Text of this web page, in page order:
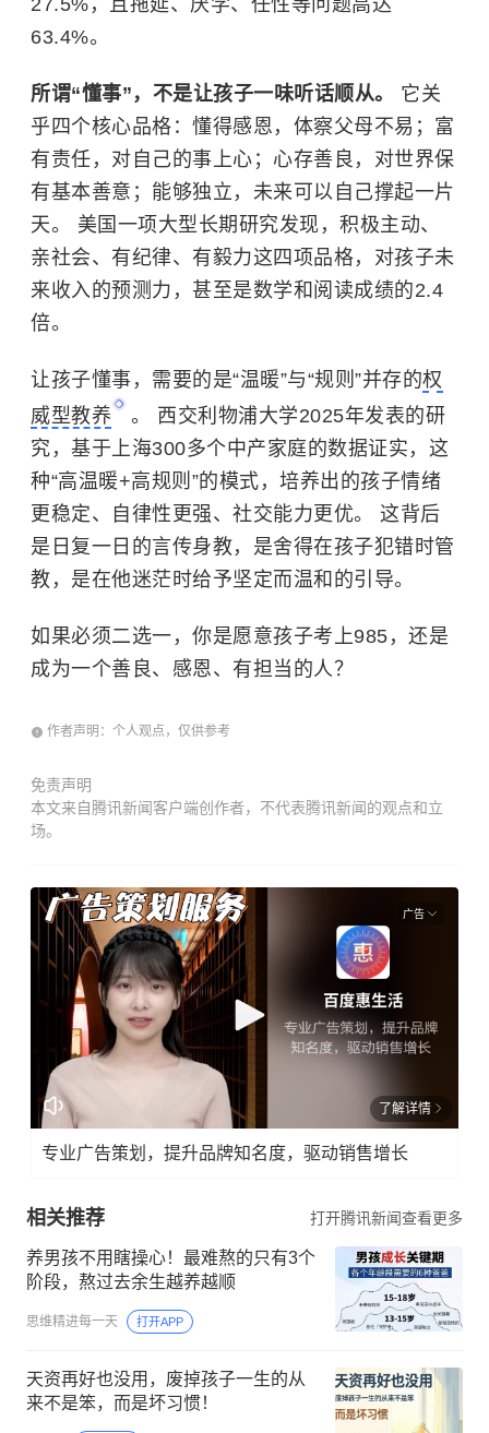
27.5%，且拖延、厌学、任性等问题高达
63.4%。
所谓“懂事”，不是让孩子一味听话顺从。 它关
乎四个核心品格：懂得感恩，体察父母不易；富
有责任，对自己的事上心；心存善良，对世界保
有基本善意；能够独立，未来可以自己撑起一片
天。 美国一项大型长期研究发现，积极主动、
亲社会、有纪律、有毅力这四项品格，对孩子未
来收入的预测力，甚至是数学和阅读成绩的2.4
倍。
让孩子懂事，需要的是“温暖”与“规则”并存的权
威型教养
。 西交利物浦大学2025年发表的研
究，基于上海300多个中产家庭的数据证实，这
种“高温暖+高规则”的模式，培养出的孩子情绪
更稳定、自律性更强、社交能力更优。 这背后
是日复一日的言传身教，是舍得在孩子犯错时管
教，是在他迷茫时给予坚定而温和的引导。
如果必须二选一，你是愿意孩子考上985，还是
成为一个善良、感恩、有担当的人？
作者声明：个人观点，仅供参考
免责声明
本文来自腾讯新闻客户端创作者，不代表腾讯新闻的观点和立
场。
广告
了解详情
专业广告策划，提升品牌知名度，驱动销售增长
相关推荐 打开腾讯新闻查看更多
养男孩不用瞎操心！最难熬的只有3个
阶段，熬过去余生越养越顺
思维精进每一天 打开APP
天资再好也没用，废掉孩子一生的从
来不是笨，而是坏习惯！